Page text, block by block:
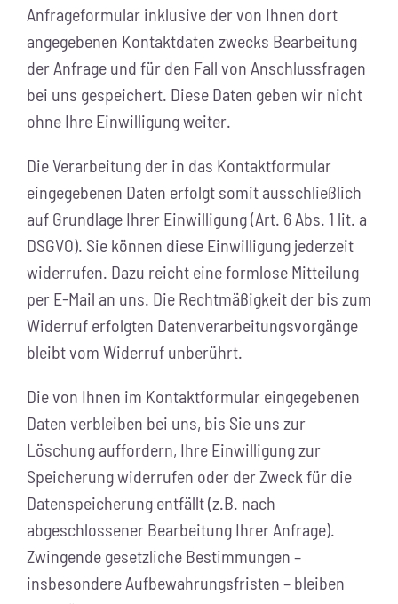
Anfrageformular inklusive der von Ihnen dort
angegebenen Kontaktdaten zwecks Bearbeitung
der Anfrage und für den Fall von Anschlussfragen
bei uns gespeichert. Diese Daten geben wir nicht
ohne Ihre Einwilligung weiter.
Die Verarbeitung der in das Kontaktformular
eingegebenen Daten erfolgt somit ausschließlich
auf Grundlage Ihrer Einwilligung (Art. 6 Abs. 1 lit. a
DSGVO). Sie können diese Einwilligung jederzeit
widerrufen. Dazu reicht eine formlose Mitteilung
per E-Mail an uns. Die Rechtmäßigkeit der bis zum
Widerruf erfolgten Datenverarbeitungsvorgänge
bleibt vom Widerruf unberührt.
Die von Ihnen im Kontaktformular eingegebenen
Daten verbleiben bei uns, bis Sie uns zur
Löschung auffordern, Ihre Einwilligung zur
Speicherung widerrufen oder der Zweck für die
Datenspeicherung entfällt (z.B. nach
abgeschlossener Bearbeitung Ihrer Anfrage).
Zwingende gesetzliche Bestimmungen –
insbesondere Aufbewahrungsfristen – bleiben